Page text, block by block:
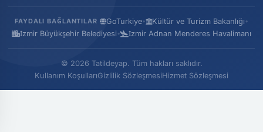
FAYDALI BAĞLANTILAR GoTurkiye• Kültür ve Turizm Bakanlığı •
İzmir Büyükşehir Belediyesi • İzmir Adnan Menderes Havalimanı
© 2026 Tatildeyap. Tüm hakları saklıdır.
Kullanım KoşullarıGizlilik SözleşmesiHizmet Sözleşmesi